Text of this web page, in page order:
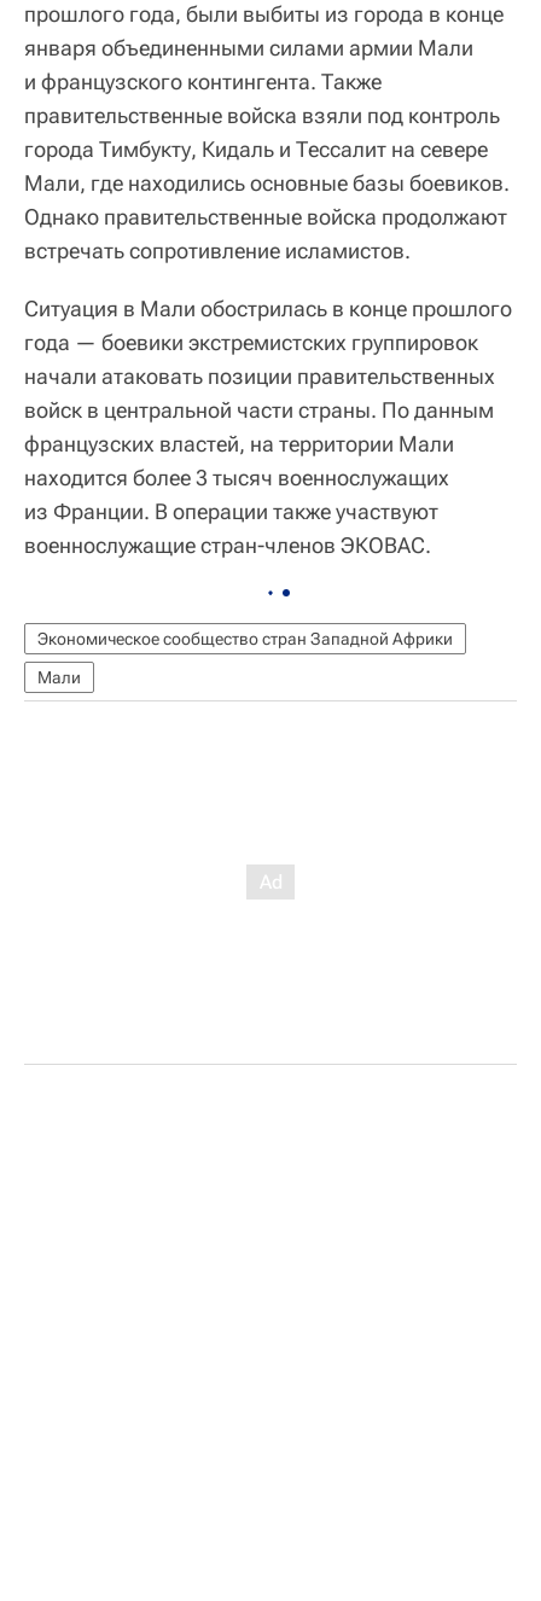
прошлого года, были выбиты из города в конце
января объединенными силами армии Мали
и французского контингента. Также
правительственные войска взяли под контроль
города Тимбукту, Кидаль и Тессалит на севере
Мали, где находились основные базы боевиков.
Однако правительственные войска продолжают
встречать сопротивление исламистов.
Ситуация в Мали обострилась в конце прошлого
года — боевики экстремистских группировок
начали атаковать позиции правительственных
войск в центральной части страны. По данным
французских властей, на территории Мали
находится более 3 тысяч военнослужащих
из Франции. В операции также участвуют
военнослужащие стран-членов ЭКОВАС.
Экономическое сообщество стран Западной Африки
Мали